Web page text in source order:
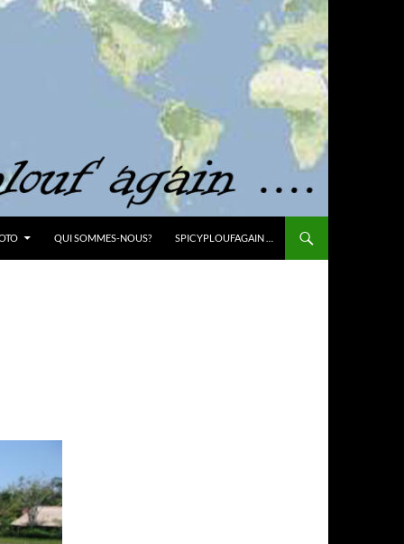
QUI SOMMES-NOUS? SPICYPLOUFAGAIN …